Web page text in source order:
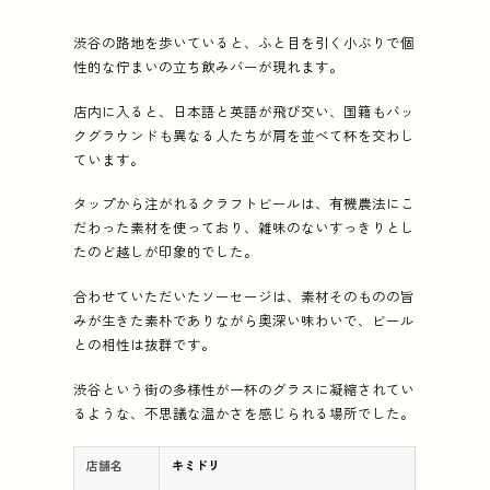
渋谷の路地を歩いていると、ふと目を引く小ぶりで個
性的な佇まいの立ち飲みバーが現れます。
店内に入ると、日本語と英語が飛び交い、国籍もバッ
クグラウンドも異なる人たちが肩を並べて杯を交わし
ています。
タップから注がれるクラフトビールは、有機農法にこ
だわった素材を使っており、雑味のないすっきりとし
たのど越しが印象的でした。
合わせていただいたソーセージは、素材そのものの旨
みが生きた素朴でありながら奥深い味わいで、ビール
との相性は抜群です。
渋谷という街の多様性が一杯のグラスに凝縮されてい
るような、不思議な温かさを感じられる場所でした。
店舗名 キミドリ